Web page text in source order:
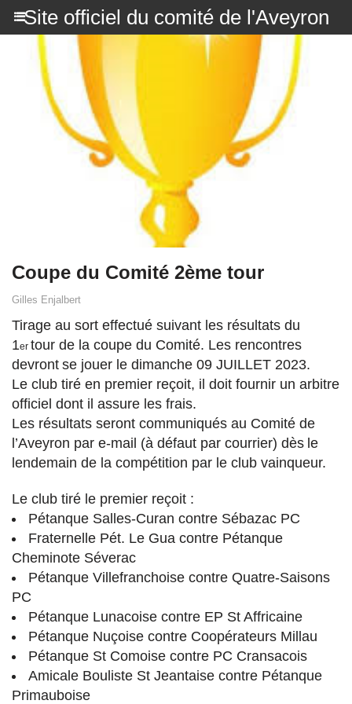
Site officiel du comité de l'Aveyron
Coupe du Comité 2ème tour
Gilles Enjalbert
Tirage au sort effectué suivant les résultats du
1er tour de la coupe du Comité. Les rencontres
devrontse jouer le dimanche 09 JUILLET 2023.
Le club tiré en premier reçoit, il doit fournir un arbitre
officiel dont il assure les frais.
Les résultats seront communiqués au Comité de
l’Aveyron par e-mail (à défaut par courrier) dès le
lendemain de la compétition par le club vainqueur.
Le club tiré le premier reçoit :
Pétanque Salles-Curan contre Sébazac PC
Fraternelle Pét. Le Gua contre Pétanque
Cheminote Séverac
Pétanque Villefranchoise contre Quatre-Saisons
PC
Pétanque Lunacoise contre EP St Affricaine
Pétanque Nuçoise contre Coopérateurs Millau
Pétanque St Comoise contre PC Cransacois
Amicale Bouliste St Jeantaise contre Pétanque
Primauboise